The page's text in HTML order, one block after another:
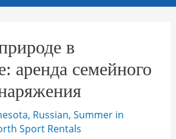
в
аренда семейного
, Russian, Summer in
Sport Rentals